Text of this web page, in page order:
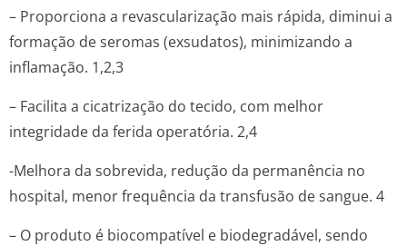
– Proporciona a revascularização mais rápida, diminui a
formação de seromas (exsudatos), minimizando a
inflamação. 1,2,3
– Facilita a cicatrização do tecido, com melhor
integridade da ferida operatória. 2,4
-Melhora da sobrevida, redução da permanência no
hospital, menor frequência da transfusão de sangue. 4
– O produto é biocompatível e biodegradável, sendo